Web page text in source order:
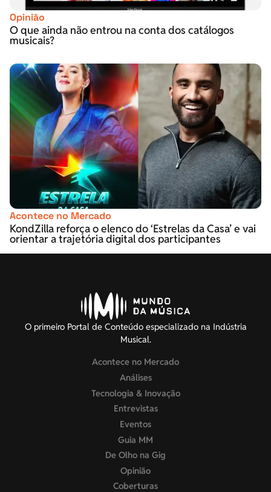
Opinião
O que ainda não entrou na conta dos catálogos
musicais?
Acontece no Mercado
KondZilla reforça o elenco do ‘Estrelas da Casa’ e vai
orientar a trajetória digital dos participantes
O primeiro Portal de Conteúdo especializado na Indústria
Musical.
Acontece no Mercado
Análises
Tecnologia & Inovação
Entrevistas
Eventos
Guia MM
De Olho na Gig
Opinião
Coberturas